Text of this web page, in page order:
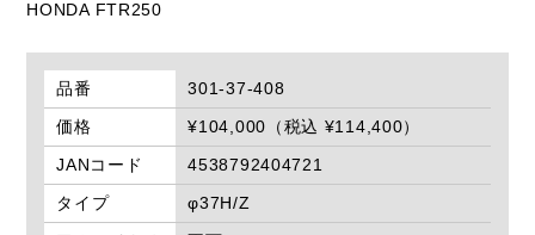
HONDA FTR250
品番
301-37-408
価格
¥104,000（税込 ¥114,400）
JANコード
4538792404721
タイプ
φ37H/Z